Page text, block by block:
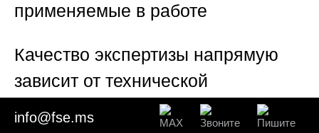
применяемые в работе
Качество экспертизы напрямую
зависит от технической
оснащенности лаборатории. В
info@fse.ms